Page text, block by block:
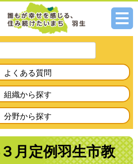
メニ
よくある質問
組織から探す
分野から探す
月定例羽生市教